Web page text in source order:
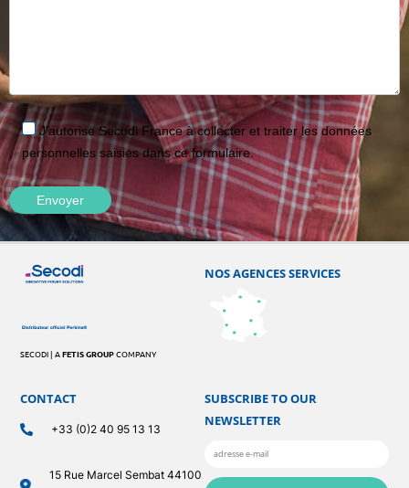
J'autorise Secodi France à collecter et traiter les données
personnelles saisies dans ce formulaire.
SECODI | AFETIS GROUPCOMPANY
CONTACT
+33 (0)2 40 95 13 13
15 Rue Marcel Sembat 44100
NOS AGENCES SERVICES
SUBSCRIBE TO OUR
NEWSLETTER